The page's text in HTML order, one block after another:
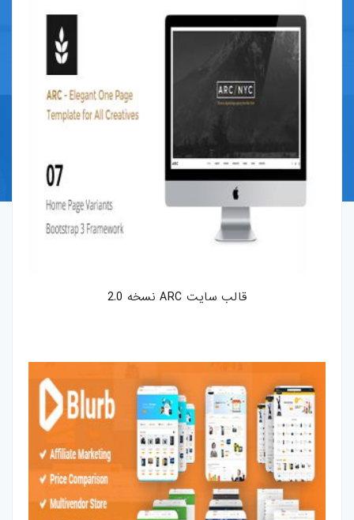
قالب-پرستاشاپ
قالب-whmcs
افزونه-وردپرس
بروشور-و-کاتالوگ
کارت-ویزیت
موکاپ
وکتور
قالب-پست-
استوری
قالب سایت ARC نسخه 2.0